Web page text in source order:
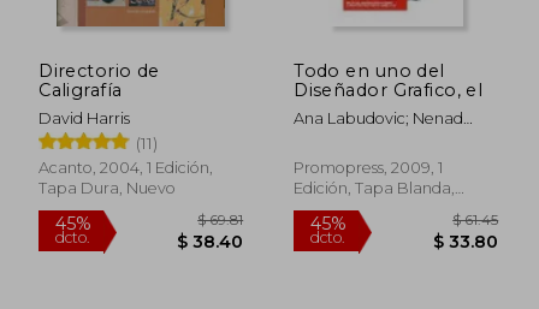
45%
dcto. $ 22.28
Directorio de
Caligrafía
David Harris
(11)
Acanto, 2004, 1 Edición,
Tapa Dura, Nuevo
Todo en uno del
Diseñador Grafico, el
Ana Labudovic; Nenad
Promopress, 2009, 1
Edición, Tapa Blanda,
Nuevo